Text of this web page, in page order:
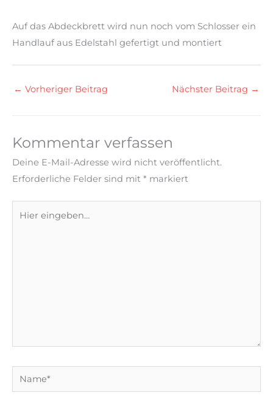
Auf das Abdeckbrett wird nun noch vom Schlosser ein
Handlauf aus Edelstahl gefertigt und montiert
← Vorheriger Beitrag Nächster Beitrag →
Kommentar verfassen
Deine E-Mail-Adresse wird nicht veröffentlicht.
Erforderliche Felder sind mit * markiert
Name*